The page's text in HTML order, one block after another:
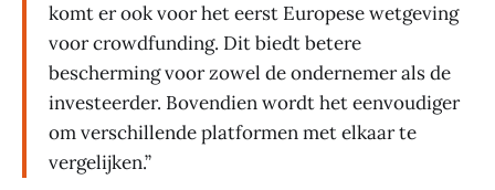
komt er ook voor het eerst Europese wetgeving
voor crowdfunding. Dit biedt betere
bescherming voor zowel de ondernemer als de
investeerder. Bovendien wordt het eenvoudiger
om verschillende platformen met elkaar te
vergelijken.”